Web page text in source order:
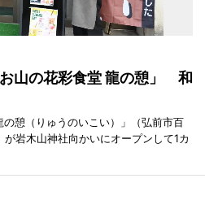
山の花彩食堂 龍の憩」 和
の憩（りゅうのいこい）」（弘前市百
岩木山神社向かいにオープンして1カ